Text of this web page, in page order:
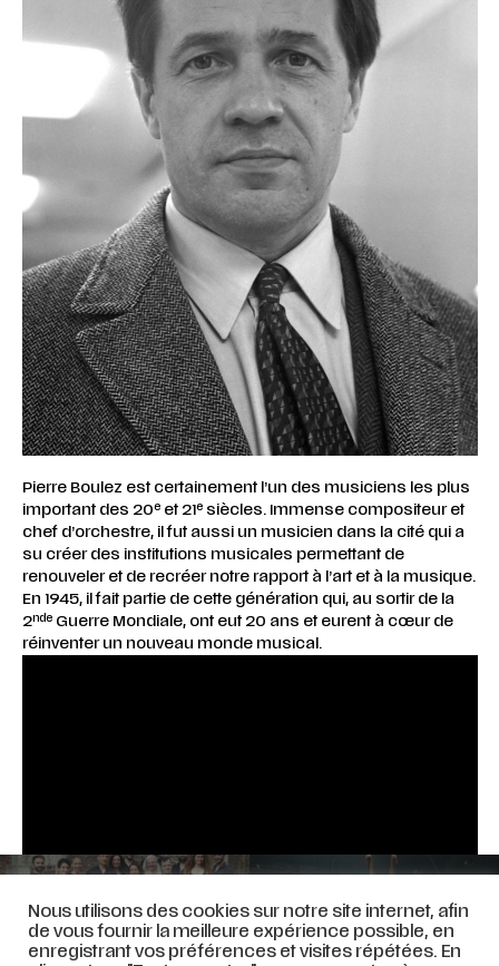
Pierre Boulez est certainement l’un des musiciens les plus
important des 20eet 21esiècles. Immense compositeur et
chef d’orchestre, il fut aussi un musicien dans la cité qui a
su créer des institutions musicales permettant de
renouveler et de recréer notre rapport à l’art et à la musique.
En 1945, il fait partie de cette génération qui, au sortir de la
2ndeGuerre Mondiale, ont eut 20 ans et eurent à cœur de
réinventer un nouveau monde musical.
décembre 2024 [Palais
des Beaux-Arts de Lille]
FALAISE DES LENDEMAINS –
18 janvier 2025
Nous utilisons des cookies sur notre site internet, afin
de vous fournir la meilleure expérience possible, en
enregistrant vos préférences et visites répétées. En